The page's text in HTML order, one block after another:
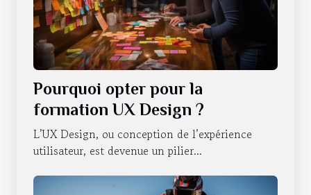
Pourquoi opter pour la
formation UX Design ?
L’UX Design, ou conception de l’expérience
utilisateur, est devenue un pilier...